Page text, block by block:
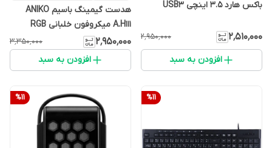
باکس هارد 3.5 اینچی USB3
۲٬۵۱۰٬۰۰۰ ۲٬۹۵۰٬۰۰۰
افزودن به سبد
هدست گیمینگ باسیم ANIKO
A.H111 میکروفون خلبانی RGB
۲٬۹۵۰٬۰۰۰ ۳٬۳۵۰٬۰۰۰
افزودن به سبد
%11
%11